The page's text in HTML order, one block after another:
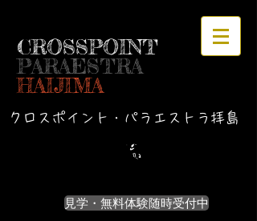
CROSSPOINT
PARAESTRA
HAIJIMA
クロスポイント・パラエストラ拝島
見学・無料体験随時受付中